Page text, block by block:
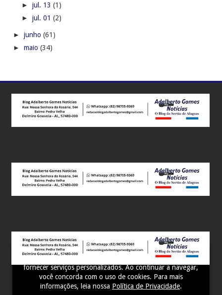
Este site utiliza cookies para melhorar sua experiência e
fornecer serviços personalizados. Ao continuar a navegar,
você concorda com o uso de cookies. Para mais
informações, leia nossa Política de Privacidade.
► jul. 13 (1)
► jul. 01 (2)
► junho (61)
► maio (34)